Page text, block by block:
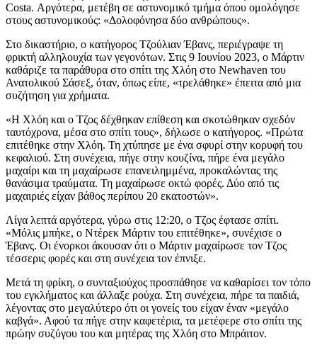
Costa. Αργότερα, μετέβη σε αστυνομικό τμήμα όπου ομολόγησε
στους αστυνομικούς: «Δολοφόνησα δύο ανθρώπους».
Στο δικαστήριο, ο κατήγορος Τζούλιαν Έβανς, περιέγραψε τη
φρικτή αλληλουχία των γεγονότων. Στις 9 Ιουνίου 2023, ο Μάρτιν
καθάριζε τα παράθυρα στο σπίτι της Χλόη στο Newhaven του
Ανατολικού Σάσεξ, όταν, όπως είπε, «τρελάθηκε» έπειτα από μια
συζήτηση για χρήματα.
«Η Χλόη και ο Τζος δέχθηκαν επίθεση και σκοτώθηκαν σχεδόν
ταυτόχρονα, μέσα στο σπίτι τους», δήλωσε ο κατήγορος. «Πρώτα
επιτέθηκε στην Χλόη. Τη χτύπησε με ένα σφυρί στην κορυφή του
κεφαλιού. Στη συνέχεια, πήγε στην κουζίνα, πήρε ένα μεγάλο
μαχαίρι και τη μαχαίρωσε επανειλημμένα, προκαλώντας της
θανάσιμα τραύματα. Τη μαχαίρωσε οκτώ φορές. Δύο από τις
μαχαιριές είχαν βάθος περίπου 20 εκατοστών».
Λίγα λεπτά αργότερα, γύρω στις 12:20, ο Τζος έφτασε σπίτι.
«Μόλις μπήκε, ο Ντέρεκ Μάρτιν του επιτέθηκε», συνέχισε ο
Έβανς. Οι ένορκοι άκουσαν ότι ο Μάρτιν μαχαίρωσε τον Τζος
τέσσερις φορές και στη συνέχεια τον έπνιξε.
Μετά τη φρίκη, ο συνταξιούχος προσπάθησε να καθαρίσει τον τόπο
του εγκλήματος και άλλαξε ρούχα. Στη συνέχεια, πήρε τα παιδιά,
λέγοντας στο μεγαλύτερο ότι οι γονείς του είχαν έναν «μεγάλο
καβγά». Αφού τα πήγε στην καφετέρια, τα μετέφερε στο σπίτι της
πρώην συζύγου του και μητέρας της Χλόη στο Μπράιτον.